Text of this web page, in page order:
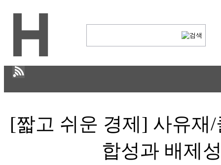
CULTURE
[짧고 쉬운 경제] 사유재
합성과 배제